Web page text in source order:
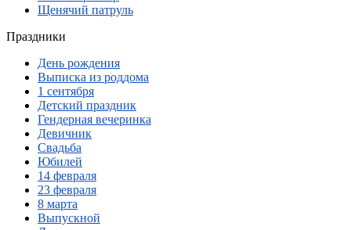
Щенячий патруль
Праздники
День рождения
Выписка из роддома
1 сентября
Детский праздник
Гендерная вечеринка
Девичник
Свадьба
Юбилей
14 февраля
23 февраля
8 марта
Выпускной